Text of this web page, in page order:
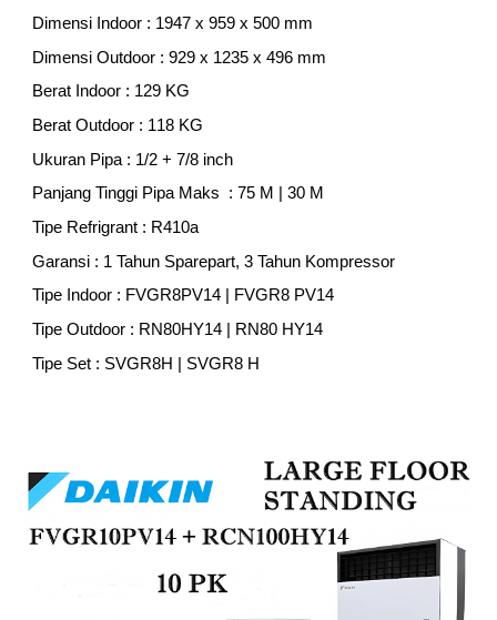
Dimensi Indoor : 1947 x959 x 500 mm
Dimensi Outdoor :929 x 1235 x 496 mm
Berat Indoor : 129 KG
Berat Outdoor : 118 KG
Ukuran Pipa : 1/2+7/8 inch
Panjang Tinggi Pipa Maks : 75 M |30 M
Tipe Refrigrant : R410a
Garansi : 1 Tahun Sparepart, 3 Tahun Kompressor
Tipe Indoor : FVGR8PV14 | FVGR8 PV14
Tipe Outdoor : RN80HY14 | RN80 HY14
Tipe Set : SVGR8H | SVGR8 H